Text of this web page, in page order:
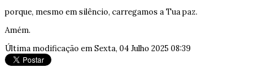
porque, mesmo em silêncio, carregamos a Tua paz.
Amém.
Última modificação em Sexta, 04 Julho 2025 08:39